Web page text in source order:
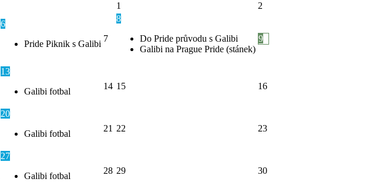
1
2
6
Pride Piknik s Galibi
7
8
Do Pride průvodu s Galibi
Galibi na Prague Pride (stánek)
9
13
Galibi fotbal
14 15 16
20
Galibi fotbal
21 22 23
27
Galibi fotbal
28 29 30